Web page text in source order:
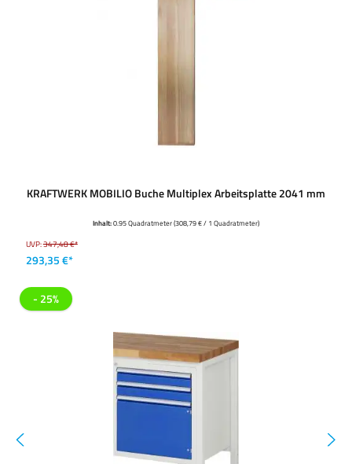
KRAFTWERK MOBILIO Buche Multiplex Arbeitsplatte 2041 mm
Inhalt:0.95 Quadratmeter(308,79 € / 1 Quadratmeter)
UVP:347,48 €*
293,35 €*
- 25%